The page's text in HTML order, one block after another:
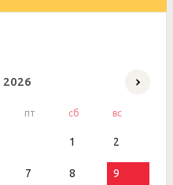
2026
пт сб вс
1 2
7 8 9